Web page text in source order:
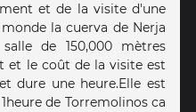
et de la visite d'une
la cuerva de Nerja
de 150,000 mètres
et le coût de la visite est
dure une heure.Elle est
de Torremolinos ca